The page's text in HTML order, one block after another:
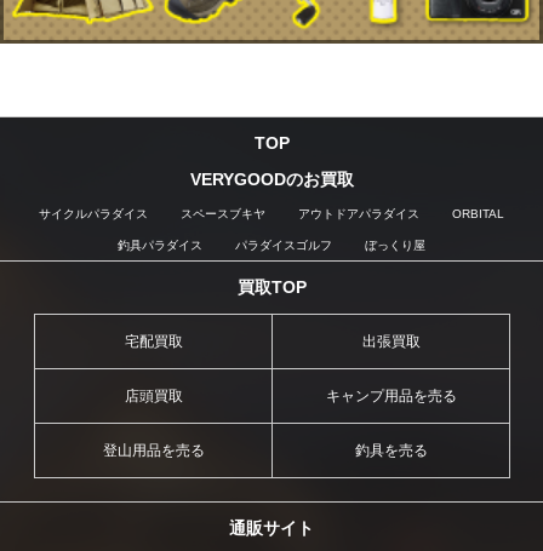
TOP
VERYGOODのお買取
サイクルパラダイス スペースブキヤ アウトドアパラダイス ORBITAL
釣具パラダイス パラダイスゴルフ ぼっくり屋
買取TOP
宅配買取 出張買取
店頭買取 キャンプ用品を売る
登山用品を売る 釣具を売る
通販サイト